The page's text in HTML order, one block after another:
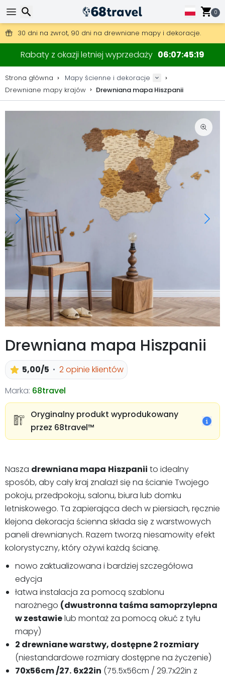
0
Darmowa wysyłka przy zamówieniach powyżej 345 zł.
30 dni na zwrot, 90 dni na drewniane mapy i dekoracje.
Oryginalny producent map i dekoracji.
Rabaty z okazji letniej wyprzedaży 06 07 45 18
Strona główna
Mapy ścienne i dekoracje
Drewniane mapy krajów
Drewniana mapa Hiszpanii
Drewniana mapa Hiszpanii
5,00/5
2 opinie klientów
Marka: 68travel
Oryginalny produkt wyprodukowany
przez 68travel™️
Nasza drewniana mapa Hiszpanii to idealny
sposób, aby cały kraj znalazł się na ścianie Twojego
pokoju, przedpokoju, salonu, biura lub domku
letniskowego. Ta zapierająca dech w piersiach, ręcznie
klejona dekoracja ścienna składa się z warstwowych
paneli drewnianych. Razem tworzą niesamowity efekt
kolorystyczny, który ożywi każdą ścianę.
nowo zaktualizowana i bardziej szczegółowa
edycja
łatwa instalacja za pomocą szablonu
narożnego (dwustronna taśma samoprzylepna
w zestawielub montaż za pomocą okuć z tyłu
mapy)
2 drewniane warstwy, dostępne 2 rozmiary
(niestandardowe rozmiary dostępne na życzenie)
70x56cm/27. 6x22in (75.5x56cm / 29.7x22in z
Wyszukaj
Wyszukaj